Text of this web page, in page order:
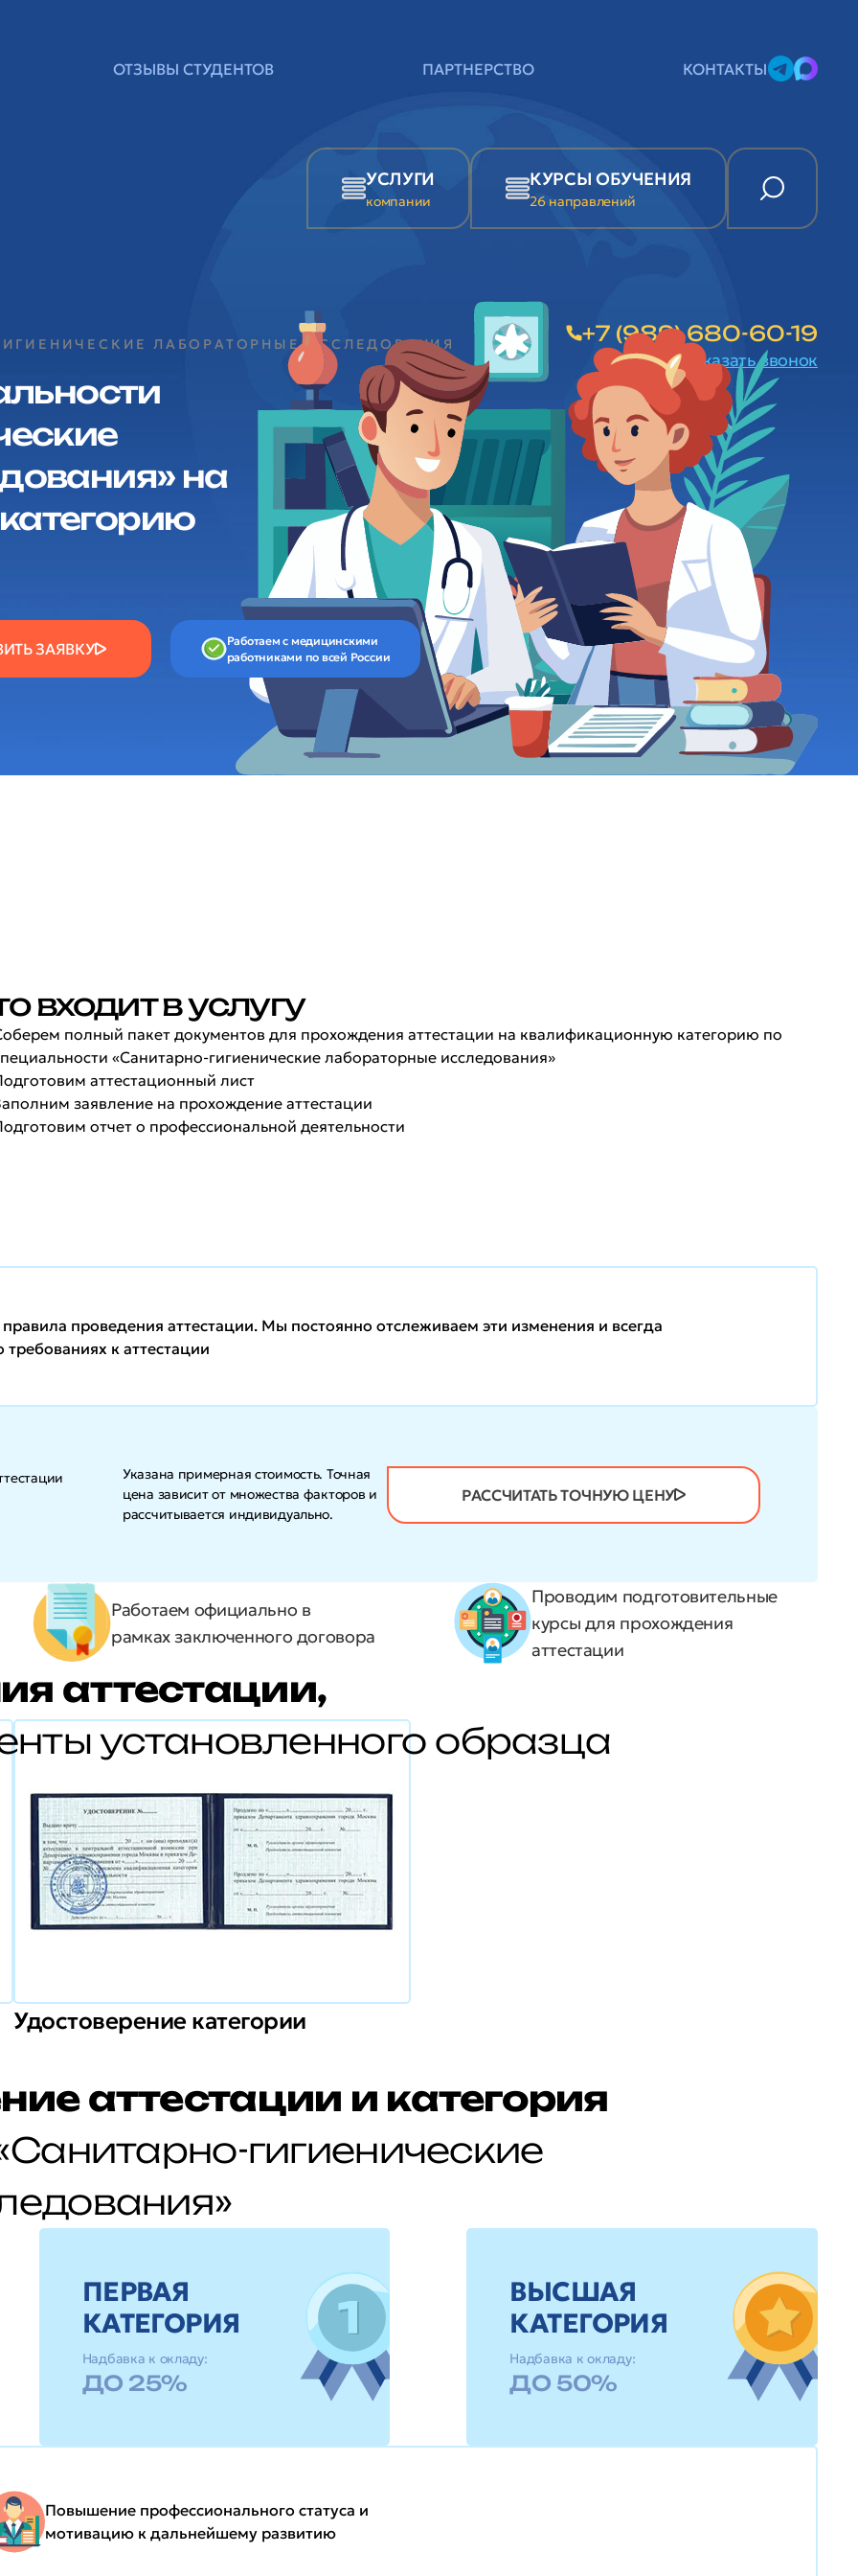
ОТЗЫВЫ СТУДЕНТОВ ПАРТНЕРСТВО КОНТАКТЫ
УСЛУГИ
компании
КУРСЫ ОБУЧЕНИЯ
26 направлений
ЛАБОРАТОРНЫЕ ИССЛЕДОВАНИЯ +7 (989) 680-60-19
заказать звонок
на
ЗАЯВКУ
Работаем с медицинскими
работниками по всей России
входит в услугу
полный пакет документов для прохождения аттестации на квалификационную категорию по
«Санитарно-гигиенические лабораторные исследования»
аттестационный лист
заявление на прохождение аттестации
отчет о профессиональной деятельности
проведения аттестации. Мы постоянно отслеживаем эти изменения и всегда
к аттестации
Указана примерная стоимость. Точная
цена зависит от множества факторов и
рассчитывается индивидуально.
РАССЧИТАТЬ ТОЧНУЮ ЦЕНУ
Работаем официально в
рамках заключенного договора
Проводим подготовительные
курсы для прохождения
аттестации
аттестации,
установленного образца
Удостоверение категории
аттестации и категория
гигиенические
ПЕРВАЯ
КАТЕГОРИЯ
Надбавка к окладу:
ДО 25%
ВЫСШАЯ
КАТЕГОРИЯ
Надбавка к окладу:
ДО 50%
Повышение профессионального статуса и
мотивацию к дальнейшему развитию